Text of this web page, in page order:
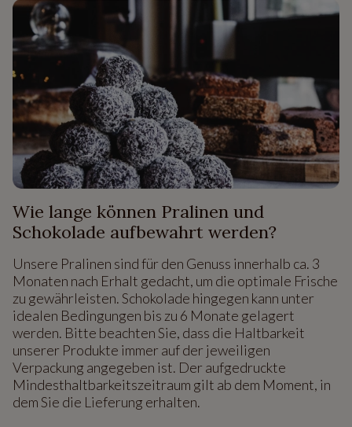
Wie lange können Pralinen und
Schokolade aufbewahrt werden?
Unsere Pralinen sind für den Genuss innerhalb ca. 3
Monaten nach Erhalt gedacht, um die optimale Frische
zu gewährleisten. Schokolade hingegen kann unter
idealen Bedingungen bis zu 6 Monate gelagert
werden. Bitte beachten Sie, dass die Haltbarkeit
unserer Produkte immer auf der jeweiligen
Verpackung angegeben ist. Der aufgedruckte
Mindesthaltbarkeitszeitraum gilt ab dem Moment, in
dem Sie die Lieferung erhalten.